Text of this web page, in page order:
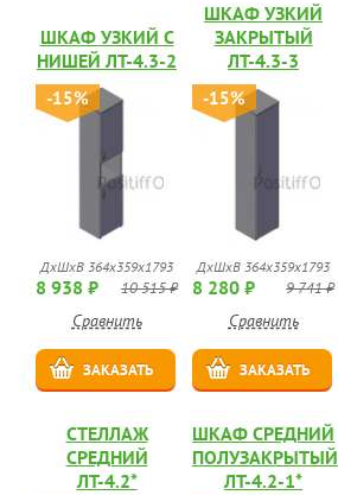
ШКАФ УЗКИЙ С
НИШЕЙ ЛТ-4.3-2
-15%
ДхШхВ 364х359х1793
8 938 ₽ 10 515 ₽
Сравнить
ЗАКАЗАТЬ
ШКАФ УЗКИЙ
ЗАКРЫТЫЙ
ЛТ-4.3-3
-15%
ДхШхВ 364х359х1793
8 280 ₽ 9 741 ₽
Сравнить
ЗАКАЗАТЬ
СТЕЛЛАЖ
СРЕДНИЙ
ЛТ-4.2*
ШКАФ СРЕДНИЙ
ПОЛУЗАКРЫТЫЙ
ЛТ-4.2-1*